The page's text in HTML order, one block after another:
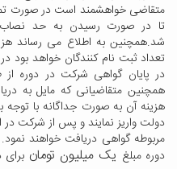
متقاضی خواهشمند است در صورت
تا در صورت رسیدن به حد نصاب
شد.همچنین به اطلاع می رساند
تعداد ثبت نام کنندگان خواهد بود
در پایان گواهی شرکت در دوره
همچنین متقاضیانی که مایل به
هزینه آن به صورت جداگانه با
دولت واریز نمایند و پس از شرکت
مربوطه گواهی دریافت خواهند
دوره مبلغ یک میلیون تومان